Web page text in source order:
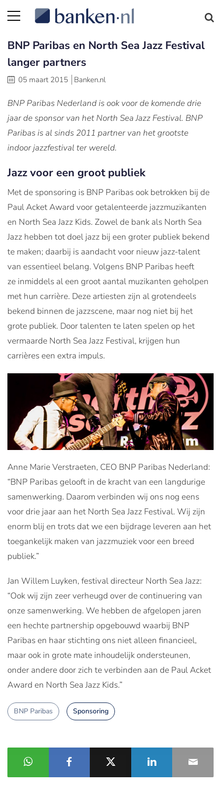
BNP Paribas en North Sea Jazz Festival
langer partners
05 maart 2015 Banken.nl
BNP Paribas Nederland is ook voor de komende drie
jaar de sponsor van het North Sea Jazz Festival. BNP
Paribas is al sinds 2011 partner van het grootste
indoor jazzfestival ter wereld.
Jazz voor een groot publiek
Met de sponsoring is BNP Paribas ook betrokken bij de
Paul Acket Award voor getalenteerde jazzmuzikanten
en North Sea Jazz Kids. Zowel de bank als North Sea
Jazz hebben tot doel jazz bij een groter publiek bekend
te maken; daarbij is aandacht voor nieuw jazz-talent
van essentieel belang. Volgens BNP Paribas heeft
ze inmiddels al een groot aantal muzikanten geholpen
met hun carrière. Deze artiesten zijn al grotendeels
bekend binnen de jazzscene, maar nog niet bij het
grote publiek. Door talenten te laten spelen op het
vermaarde North Sea Jazz Festival, krijgen hun
carrières een extra impuls.
Anne Marie Verstraeten, CEO BNP Paribas Nederland:
“BNP Paribas gelooft in de kracht van een langdurige
samenwerking. Daarom verbinden wij ons nog eens
voor drie jaar aan het North Sea Jazz Festival. Wij zijn
enorm blij en trots dat we een bijdrage leveren aan het
toegankelijk maken van jazzmuziek voor een breed
publiek.”
Jan Willem Luyken, festival directeur North Sea Jazz:
“Ook wij zijn zeer verheugd over de continuering van
onze samenwerking. We hebben de afgelopen jaren
een hechte partnership opgebouwd waarbij BNP
Paribas en haar stichting ons niet alleen financieel,
maar ook in grote mate inhoudelijk ondersteunen,
onder andere door zich te verbinden aan de Paul Acket
Award en North Sea Jazz Kids.”
BNP Paribas Sponsoring